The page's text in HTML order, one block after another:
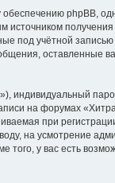
phpBB,
источником
под учётной
оставленные
индивидуальный
на форумах
при
на усмотрение
у вас есть